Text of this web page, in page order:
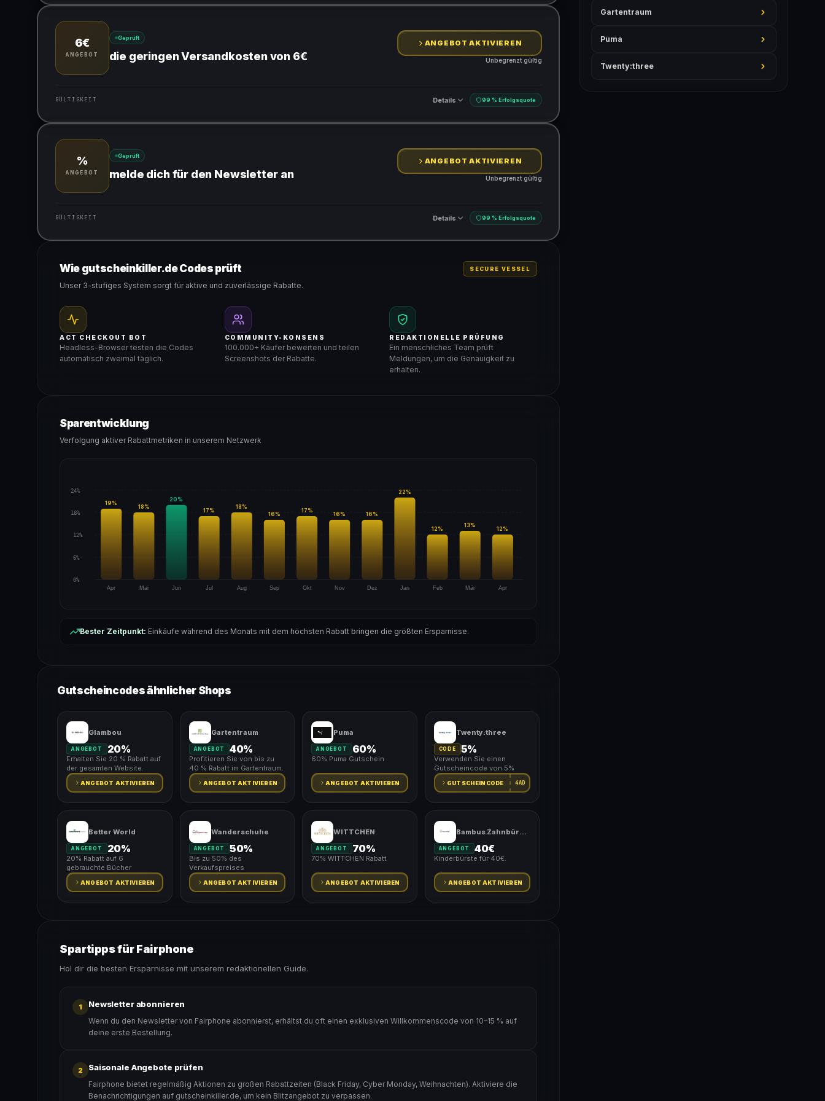
Gültig für teilnehmende Produkte
6€
ANGEBOT
Geprüft
die geringen Versandkosten von 6€
ANGEBOT AKTIVIEREN
Unbegrenzt gültig
GÜLTIGKEIT Details 99 % Erfolgsquote
Gültig für teilnehmende Produkte
%
ANGEBOT
Geprüft
melde dich für den Newsletter an
ANGEBOT AKTIVIEREN
Unbegrenzt gültig
GÜLTIGKEIT Details 99 % Erfolgsquote
Gültig für teilnehmende Produkte
Wie gutscheinkiller.de Codes prüft
Unser 3-stufiges System sorgt für aktive und zuverlässige Rabatte.
SECURE VESSEL
ACT CHECKOUT BOT
Headless-Browser testen die Codes
automatisch zweimal täglich.
COMMUNITY-KONSENS
100.000+ Käufer bewerten und teilen
Screenshots der Rabatte.
REDAKTIONELLE PRÜFUNG
Ein menschliches Team prüft
Meldungen, um die Genauigkeit zu
erhalten.
Sparentwicklung
Verfolgung aktiver Rabattmetriken in unserem Netzwerk
24%
18%
12%
6%
0%
Apr
19%
Mai
18%
Jun
20%
Jul
17%
Aug
18%
Sep
16%
Okt
17%
Nov
16%
Dez
16%
Jan
22%
Feb
12%
Mär
13%
Apr
12%
Bester Zeitpunkt: Einkäufe während des Monats mit dem höchsten Rabatt bringen die größten Ersparnisse.
Gutscheincodes ähnlicher Shops
Glambou
ANGEBOT 20%
Erhalten Sie 20 % Rabatt auf
der gesamten Website.
ANGEBOT AKTIVIEREN
Gartentraum
ANGEBOT 40%
Profitieren Sie von bis zu
40 % Rabatt im Gartentraum.
ANGEBOT AKTIVIEREN
Puma
ANGEBOT 60%
60% Puma Gutschein
ANGEBOT AKTIVIEREN
Twenty:three
CODE 5%
Verwenden Sie einen
Gutscheincode von 5%
GUTSCHEINCODE 4AD
Better World
ANGEBOT 20%
20% Rabatt auf 6
gebrauchte Bücher
ANGEBOT AKTIVIEREN
Wanderschuhe
ANGEBOT 50%
Bis zu 50% des
Verkaufspreises
ANGEBOT AKTIVIEREN
WITTCHEN
ANGEBOT 70%
70% WITTCHEN Rabatt
ANGEBOT AKTIVIEREN
Bambus Zahnbürste
ANGEBOT 40€
Kinderbürste für 40€.
ANGEBOT AKTIVIEREN
Spartipps für Fairphone
Hol dir die besten Ersparnisse mit unserem redaktionellen Guide.
1 Newsletter abonnieren
Wenn du den Newsletter von Fairphone abonnierst, erhältst du oft einen exklusiven Willkommenscode von 10–15 % auf
deine erste Bestellung.
2 Saisonale Angebote prüfen
Fairphone bietet regelmäßig Aktionen zu großen Rabattzeiten (Black Friday, Cyber Monday, Weihnachten). Aktiviere die
Benachrichtigungen auf gutscheinkiller.de, um kein Blitzangebot zu verpassen.
Gartentraum
Puma
Twenty:three